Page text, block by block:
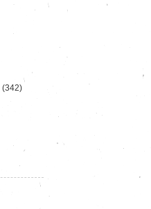
(342)